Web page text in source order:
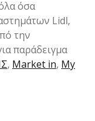
όσα
Lidl,
την
παράδειγμα
, Market in, My